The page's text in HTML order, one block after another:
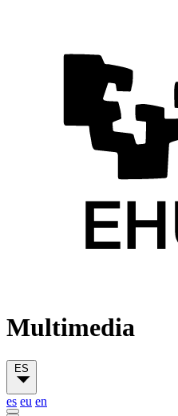
Multimedia
ES
es eu en